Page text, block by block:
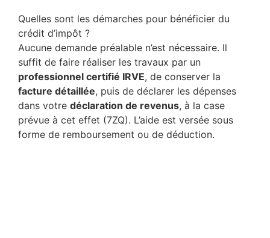
Quelles sont les démarches pour bénéficier du
crédit d’impôt ?
Aucune demande préalable n’est nécessaire. Il
suffit de faire réaliser les travaux par un
professionnel certifié IRVE, de conserver la
facture détaillée, puis de déclarer les dépenses
dans votre déclaration de revenus, à la case
prévue à cet effet (7ZQ). L’aide est versée sous
forme de remboursement ou de déduction.